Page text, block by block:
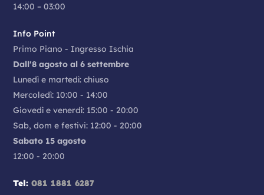
14:00 – 03:00
Info Point
Primo Piano - Ingresso Ischia
Dall'8 agosto al 6 settembre
Lunedì e martedì: chiuso
Mercoledì: 10:00 - 14:00
Giovedì e venerdì: 15:00 - 20:00
Sab, dom e festivi: 12:00 - 20:00
Sabato 15 agosto
12:00 - 20:00
Tel: 081 1881 6287